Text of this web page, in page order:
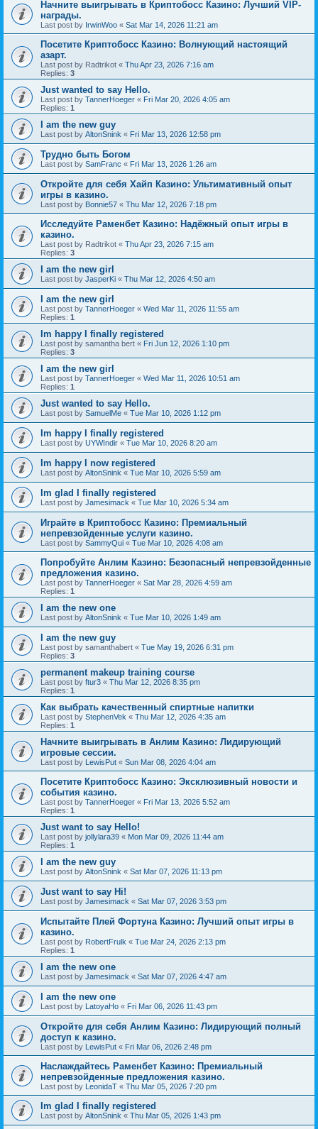
Начните выигрывать в Криптобосс Казино: Лучший VIP-
награды.
Last post by IrwinWoo « Sat Mar 14, 2026 11:21 am
Посетите Криптобосс Казино: Волнующий настоящий
азарт.
Last post by Radtrikot « Thu Apr 23, 2026 7:16 am
Replies: 3
Just wanted to say Hello.
Last post by TannerHoeger « Fri Mar 20, 2026 4:05 am
Replies: 1
I am the new guy
Last post by AltonSnink « Fri Mar 13, 2026 12:58 pm
Трудно быть Богом
Last post by SamFranc « Fri Mar 13, 2026 1:26 am
Откройте для себя Хайп Казино: Ультимативный опыт
игры в казино.
Last post by Bonnie57 « Thu Mar 12, 2026 7:18 pm
Исследуйте Раменбет Казино: Надёжный опыт игры в
казино.
Last post by Radtrikot « Thu Apr 23, 2026 7:15 am
Replies: 3
I am the new girl
Last post by JasperKi « Thu Mar 12, 2026 4:50 am
I am the new girl
Last post by TannerHoeger « Wed Mar 11, 2026 11:55 am
Replies: 1
Im happy I finally registered
Last post by samantha bert « Fri Jun 12, 2026 1:10 pm
Replies: 3
I am the new girl
Last post by TannerHoeger « Wed Mar 11, 2026 10:51 am
Replies: 1
Just wanted to say Hello.
Last post by SamuelMe « Tue Mar 10, 2026 1:12 pm
Im happy I finally registered
Last post by UYWIndir « Tue Mar 10, 2026 8:20 am
Im happy I now registered
Last post by AltonSnink « Tue Mar 10, 2026 5:59 am
Im glad I finally registered
Last post by Jamesimack « Tue Mar 10, 2026 5:34 am
Играйте в Криптобосс Казино: Премиальный
непревзойденные услуги казино.
Last post by SammyQui « Tue Mar 10, 2026 4:08 am
Попробуйте Анлим Казино: Безопасный непревзойденные
предложения казино.
Last post by TannerHoeger « Sat Mar 28, 2026 4:59 am
Replies: 1
I am the new one
Last post by AltonSnink « Tue Mar 10, 2026 1:49 am
I am the new guy
Last post by samanthabert « Tue May 19, 2026 6:31 pm
Replies: 3
permanent makeup training course
Last post by ftur3 « Thu Mar 12, 2026 8:35 pm
Replies: 1
Как выбрать качественный спиртные напитки
Last post by StephenVek « Thu Mar 12, 2026 4:35 am
Replies: 1
Начните выигрывать в Анлим Казино: Лидирующий
игровые сессии.
Last post by LewisPut « Sun Mar 08, 2026 4:04 am
Посетите Криптобосс Казино: Эксклюзивный новости и
события казино.
Last post by TannerHoeger « Fri Mar 13, 2026 5:52 am
Replies: 1
Just want to say Hello!
Last post by jollylara39 « Mon Mar 09, 2026 11:44 am
Replies: 1
I am the new guy
Last post by AltonSnink « Sat Mar 07, 2026 11:13 pm
Just want to say Hi!
Last post by Jamesimack « Sat Mar 07, 2026 3:53 pm
Испытайте Плей Фортуна Казино: Лучший опыт игры в
казино.
Last post by RobertFrulk « Tue Mar 24, 2026 2:13 pm
Replies: 1
I am the new one
Last post by Jamesimack « Sat Mar 07, 2026 4:47 am
I am the new one
Last post by LatoyaHo « Fri Mar 06, 2026 11:43 pm
Откройте для себя Анлим Казино: Лидирующий полный
доступ к казино.
Last post by LewisPut « Fri Mar 06, 2026 2:48 pm
Наслаждайтесь Раменбет Казино: Премиальный
непревзойденные предложения казино.
Last post by LeonidaT « Thu Mar 05, 2026 7:20 pm
Im glad I finally registered
Last post by AltonSnink « Thu Mar 05, 2026 1:43 pm